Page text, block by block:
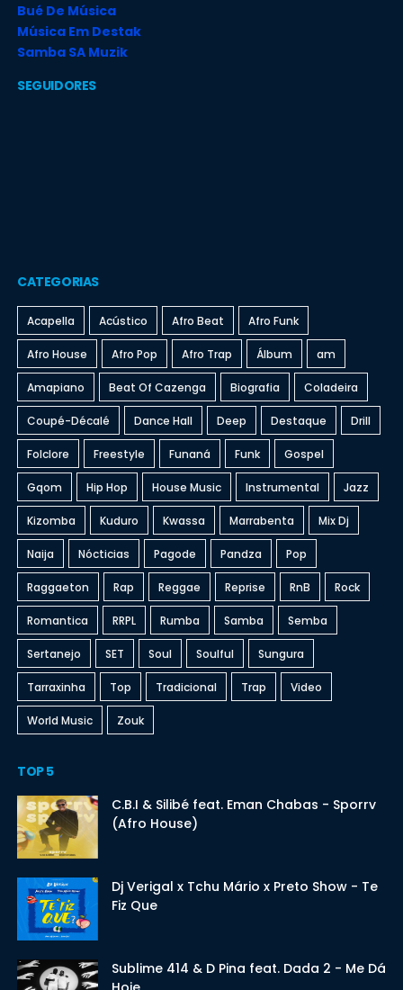
Bué De Música
Música Em Destak
Samba SA Muzik
SEGUIDORES
CATEGORIAS
Acapella Acústico Afro Beat Afro Funk
Afro House Afro Pop Afro Trap Álbum am
Amapiano Beat Of Cazenga Biografia Coladeira
Coupé-Décalé Dance Hall Deep Destaque Drill
Folclore Freestyle Funaná Funk Gospel
Gqom Hip Hop House Music Instrumental Jazz
Kizomba Kuduro Kwassa Marrabenta Mix Dj
Naija Nócticias Pagode Pandza Pop
Raggaeton Rap Reggae Reprise RnB Rock
Romantica RRPL Rumba Samba Semba
Sertanejo SET Soul Soulful Sungura
Tarraxinha Top Tradicional Trap Video
World Music Zouk
TOP 5
C.B.I & Silibé feat. Eman Chabas - Sporrv
(Afro House)
Dj Verigal x Tchu Mário x Preto Show - Te
Fiz Que
Sublime 414 & D Pina feat. Dada 2 - Me Dá